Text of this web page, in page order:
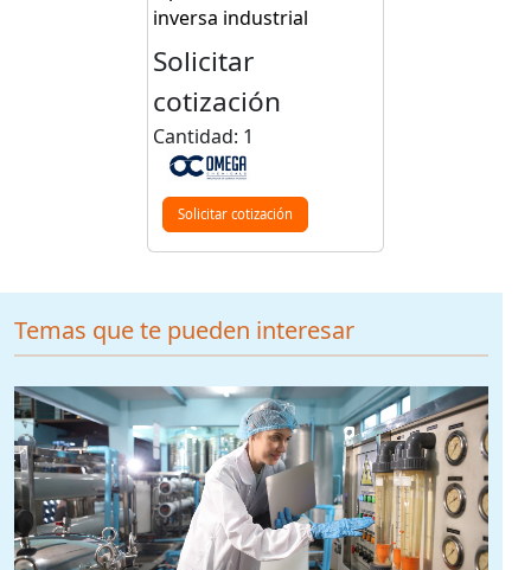
inversa industrial
Solicitar
cotización
Cantidad: 1
Solicitar cotización
Temas que te pueden interesar